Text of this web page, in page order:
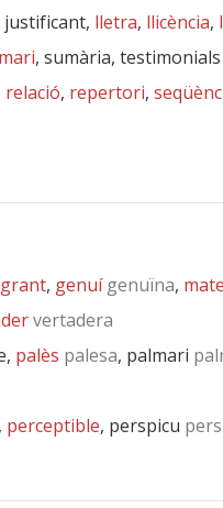
justificant, lletra, llicència,
, sumària, testimonials
relació, repertori,
, genuígenuïna,
vertadera
palès palesa, palmari
, perceptible, perspicu